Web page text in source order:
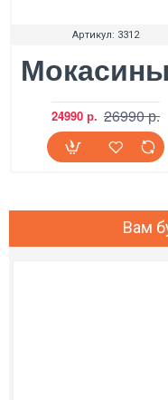
Артикул: 3312
24990 р. 26990 р.
Вам